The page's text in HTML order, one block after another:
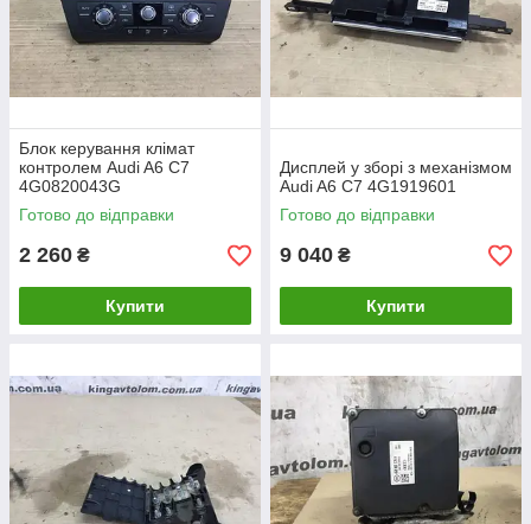
Блок керування клімат
контролем Audi A6 C7
4G0820043G
Готово до відправки
2 260 ₴
Купити
Дисплей у зборі з механізмом
Audi A6 C7 4G1919601
Готово до відправки
9 040 ₴
Купити